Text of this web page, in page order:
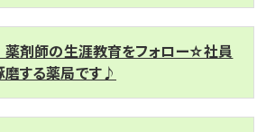
薬剤師の生涯教育をフォロー☆社員
する薬局です♪